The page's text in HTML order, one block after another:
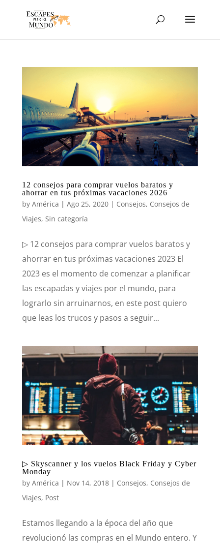
12 consejos para comprar vuelos baratos y
ahorrar en tus próximas vacaciones 2026
by América | Ago 25, 2020| Consejos, Consejos de
Viajes, Sin categoría
▷ 12 consejos para comprar vuelos baratos y
ahorrar en tus próximas vacaciones 2023 El
2023 es el momento de comenzar a planificar
las escapadas y viajes por el mundo, para
lograrlo sin arruinarnos, en este post quiero
que leas los trucos y pasos a seguir...
▷ Skyscanner y los vuelos Black Friday y Cyber
Monday
by América | Nov 14, 2018| Consejos, Consejos de
Viajes, Post
Estamos llegando a la época del año que
revolucionó las compras en el Mundo entero. Y